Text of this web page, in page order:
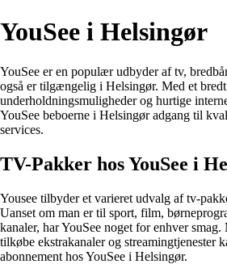
YouSee i Helsingør
YouSee er en populær udbyder af tv,
også er tilgængelig i Helsingør. Med et
underholdningsmuligheder og hurtige
YouSee beboerne i Helsingør adgang til
services.
TV-Pakker hos YouSee i
Yousee tilbyder et varieret udvalg af tv-
Uanset om man er til sport, film,
kanaler, har YouSee noget for enhver
tilkøbe ekstrakanaler og streamingtjenester
abonnement hos YouSee i Helsingør.